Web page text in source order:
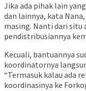
Jika ada pihak lain
dan lainnya, kata
masing. Nanti dari situ
pendistribusiannya
Kecuali, bantuannya
koordinatornya
“Termasuk kalau ada
koordinasinya ke